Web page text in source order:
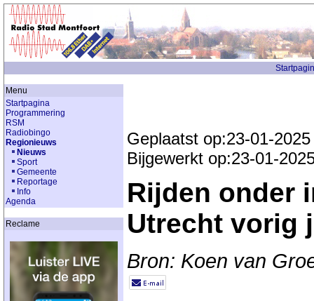
Menu
Startpagina
Programmering
RSM
Radiobingo
Regionieuws
Nieuws
Sport
Gemeente
Reportage
Info
Agenda
Reclame
Geplaatst op:23-01-2025
Bijgewerkt op:23-01-
Rijden onder
Utrecht vorig
Bron: Koen van